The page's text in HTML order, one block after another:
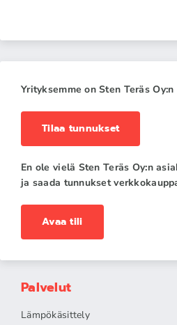
Yrityksemme on Sten Teräs
Tilaa tunnukset
En ole vielä Sten Teräs Oy:n
ja saada tunnukset
Avaa tili
Palvelut
Lämpökäsittely